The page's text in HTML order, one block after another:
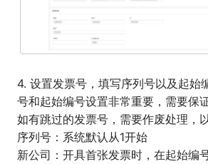
4. 设置发票号，填写序列号以及起始
号和起始编号设置非常重要，需要保
如有跳过的发票号，需要作废处理，
序列号：系统默认从1开始
新公司：开具首张发票时，在起始编